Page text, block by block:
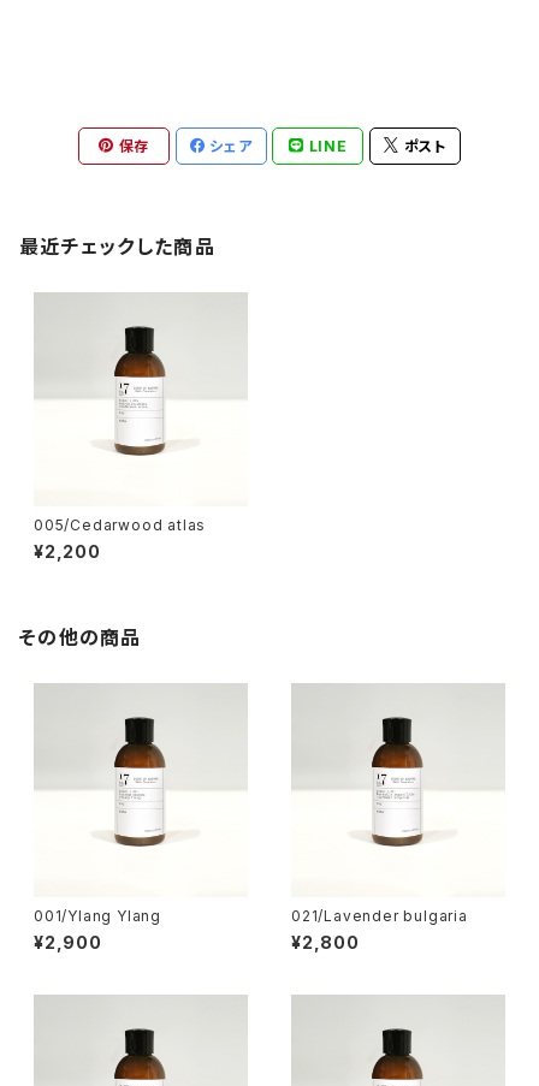
保存 シェア LINE ポスト
最近チェックした商品
005/Cedarwood atlas
¥2,200
その他の商品
001/Ylang Ylang
¥2,900
021/Lavender bulgaria
¥2,800